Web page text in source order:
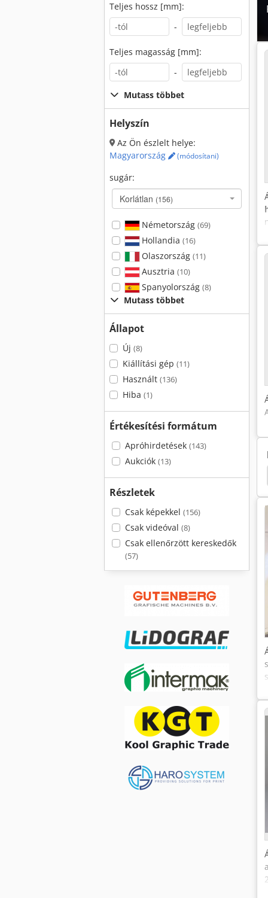
Teljes hossz [mm]:
-
Teljes magasság [mm]:
-
Mutass többet
Helyszín
Az Ön észlelt helye:
Magyarország
(módosítani)
sugár:
Korlátlan (156)
Németország (69)
Hollandia (16)
Olaszország (11)
Ausztria (10)
Spanyolország (8)
Mutass többet
Állapot
Új (8)
Kiállítási gép (11)
Használt (136)
Hiba (1)
Értékesítési formátum
Apróhirdetések (143)
Aukciók (13)
Részletek
Csak képekkel (156)
Csak videóval (8)
Csak ellenőrzött kereskedők
(57)
Mchale Fusion 2 Jet Jpt 260